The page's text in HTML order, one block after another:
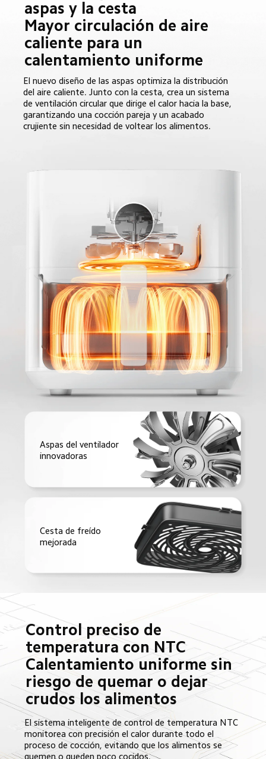
aspas y la cesta
Mayor circulación de aire
caliente para un
calentamiento uniforme
El nuevo diseño de las aspas optimiza la distribución
del aire caliente. Junto con la cesta, crea un sistema
de ventilación circular que dirige el calor hacia la base,
garantizando una cocción pareja y un acabado
crujiente sin necesidad de voltear los alimentos.
Aspas del ventilador
innovadoras
Cesta de freído
mejorada
Control preciso de
temperatura con NTC
Calentamiento uniforme sin
riesgo de quemar o dejar
crudos los alimentos
El sistema inteligente de control de temperatura NTC
monitorea con precisión el calor durante todo el
proceso de cocción, evitando que los alimentos se
quemen o queden poco cocidos.